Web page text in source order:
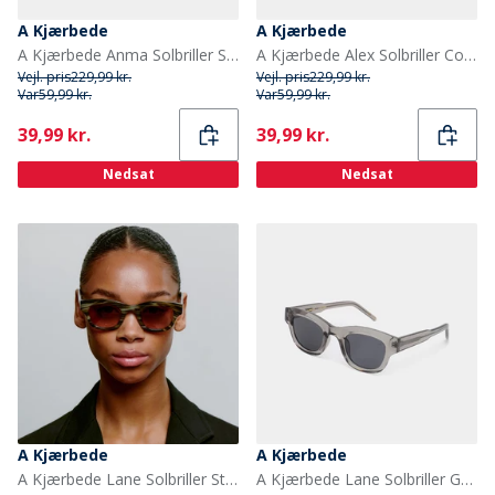
A Kjærbede
A Kjærbede Anma Solbriller Sort/Yellow Tortoise
Vejl. pris229,99 kr.
Var59,99 kr.
Current
39,99 kr.
Nedsat
A Kjærbede
A Kjærbede Alex Solbriller Coquina
Vejl. pris229,99 kr.
Var59,99 kr.
Current
39,99 kr.
Nedsat
A Kjærbede
A Kjærbede Lane Solbriller Striped Horn
A Kjærbede
A Kjærbede Lane Solbriller Grey Transparent